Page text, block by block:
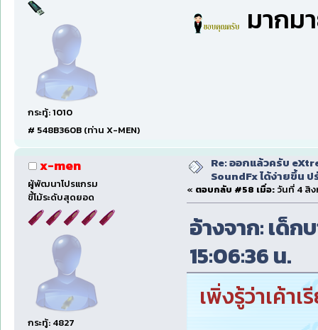
กระทู้: 1010
# 548B360B (ท่าน X-MEN)
มากม
x-men
ผู้พัฒนาโปรแกรม
ขี้โม้ระดับสุดยอด
กระทู้: 4827
Re: ออกแล้วครับ
SoundFx ได้ง่ายขึ้น
« ตอบกลับ #58 เมื่อ: วันที่ 4 สิง
อ้างจาก: เด็
15:06:36 น.
เพิ่งรู้ว่าเค้า